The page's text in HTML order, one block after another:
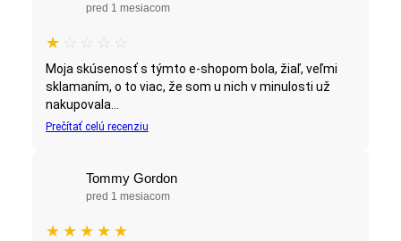
pred 1 mesiacom
★ ☆ ☆ ☆ ☆
Moja skúsenosť s týmto e-shopom bola, žiaľ, veľmi
sklamaním, o to viac, že som u nich v minulosti už
nakupovala...
Prečítať celú recenziu
Tommy Gordon
pred 1 mesiacom
★ ★ ★ ★ ★